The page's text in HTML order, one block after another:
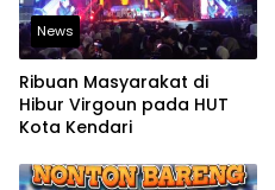
News
Ribuan Masyarakat di
Hibur Virgoun pada HUT
Kota Kendari